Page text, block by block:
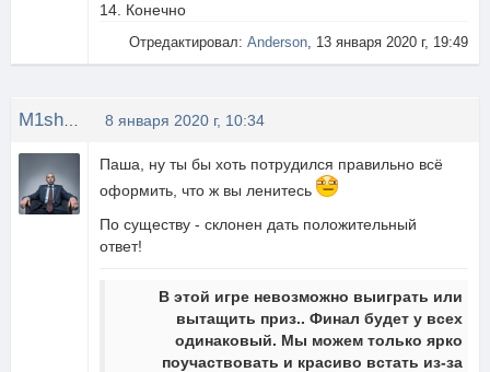
14. Конечно
Отредактировал: Anderson, 13 января 2020 г, 19:49
8 января 2020 г, 10:34
Паша, ну ты бы хоть потрудился правильно всё
оформить, что ж вы ленитесь
По существу - склонен дать положительный
ответ!
В этой игре невозможно выиграть или
вытащить приз.. Финал будет у всех
одинаковый. Мы можем только ярко
поучаствовать и красиво встать из-за